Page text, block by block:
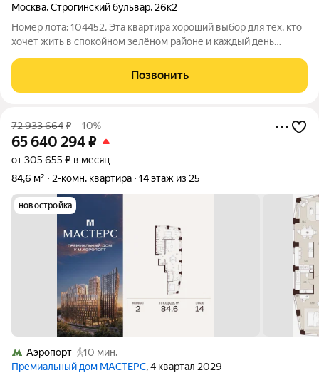
Москва,Строгинский бульвар, 26к2
Номер лота: 104452. Эта квартира хороший выбор для тех, кто
хочет жить в спокойном зелёном районе и каждый день
приятную жизнь: утренний кофе на кухне, тихие вечера дома,
прогулки рядом с парком
Позвонить
72 933 664₽ –10%
65 640 294₽
от 305 655 ₽ в месяц
84,6 м²
2-комн. квартира 14 этаж из 25
новостройка
Аэропорт
10 мин.
Премиальный дом МАСТЕРС, 4 квартал 2029